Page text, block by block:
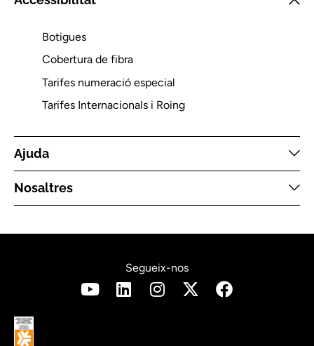
Botigues
Cobertura de fibra
Tarifes numeració especial
Tarifes Internacionals i Roing
Ajuda
Nosaltres
Segueix-nos